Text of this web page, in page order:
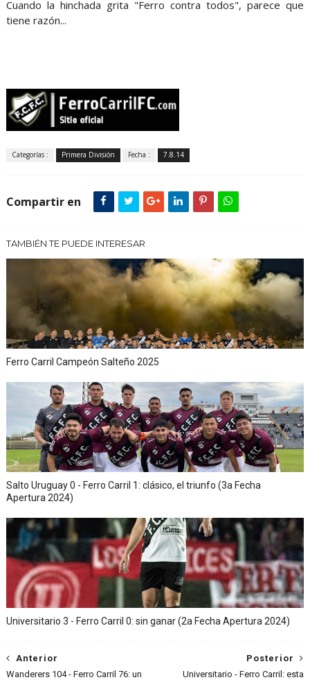
Cuando la hinchada grita "Ferro contra todos", parece que
tiene razón...
Categorías : Primera División Fecha : 7.8.14
Compartir en
TAMBIÉN TE PUEDE INTERESAR
Ferro Carril Campeón Salteño 2025
Salto Uruguay 0 - Ferro Carril 1: clásico, el triunfo (3a Fecha
Apertura 2024)
Universitario 3 - Ferro Carril 0: sin ganar (2a Fecha Apertura 2024)
Posterior
Universitario - Ferro Carril: esta
Anterior
Wanderers 104 - Ferro Carril 76: un